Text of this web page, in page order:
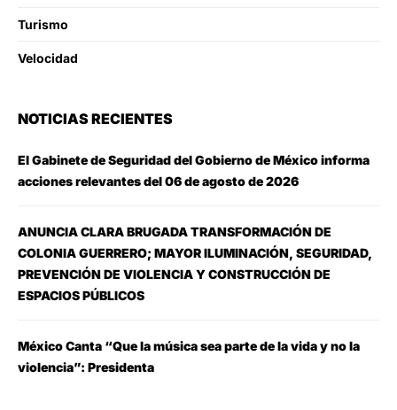
Turismo
Velocidad
NOTICIAS RECIENTES
El Gabinete de Seguridad del Gobierno de México informa
acciones relevantes del 06 de agosto de 2026
ANUNCIA CLARA BRUGADA TRANSFORMACIÓN DE
COLONIA GUERRERO; MAYOR ILUMINACIÓN, SEGURIDAD,
PREVENCIÓN DE VIOLENCIA Y CONSTRUCCIÓN DE
ESPACIOS PÚBLICOS
México Canta “Que la música sea parte de la vida y no la
violencia”: Presidenta